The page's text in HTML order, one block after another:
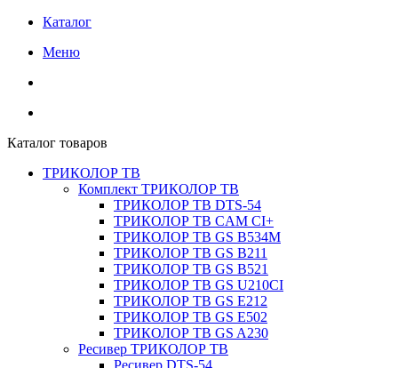
Каталог
Меню
Каталог товаров
ТРИКОЛОР ТВ
Комплект ТРИКОЛОР ТВ
ТРИКОЛОР ТВ DTS-54
ТРИКОЛОР ТВ CAM CI+
ТРИКОЛОР ТВ GS B534M
ТРИКОЛОР ТВ GS B211
ТРИКОЛОР ТВ GS B521
ТРИКОЛОР ТВ GS U210CI
ТРИКОЛОР ТВ GS E212
ТРИКОЛОР ТВ GS E502
ТРИКОЛОР ТВ GS A230
Ресивер ТРИКОЛОР ТВ
Ресивер DTS-54